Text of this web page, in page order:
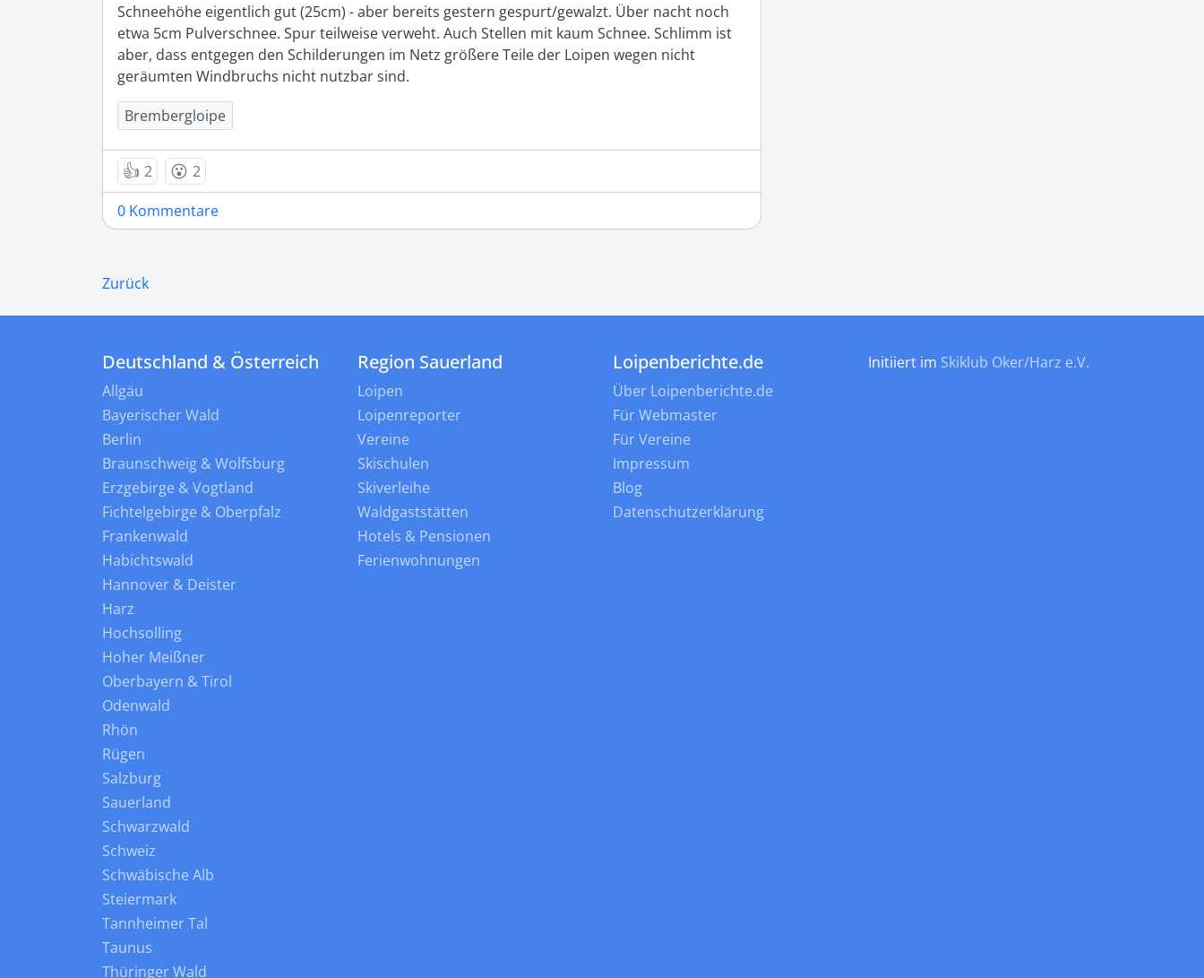
Schneehöhe eigentlich gut (25cm) - aber bereits gestern gespurt/gewalzt. Über nacht noch
etwa 5cm Pulverschnee. Spur teilweise verweht. Auch Stellen mit kaum Schnee. Schlimm ist
aber, dass entgegen den Schilderungen im Netz größere Teile der Loipen wegen nicht
geräumten Windbruchs nicht nutzbar sind.
Brembergloipe
👍 2 😮 2
0 Kommentare
Zurück
Deutschland & Österreich
Allgäu
Bayerischer Wald
Berlin
Braunschweig & Wolfsburg
Erzgebirge & Vogtland
Fichtelgebirge & Oberpfalz
Frankenwald
Habichtswald
Hannover & Deister
Harz
Hochsolling
Hoher Meißner
Oberbayern & Tirol
Odenwald
Rhön
Rügen
Salzburg
Sauerland
Schwarzwald
Schweiz
Schwäbische Alb
Steiermark
Tannheimer Tal
Taunus
Thüringer Wald
Region Sauerland
Loipen
Loipenreporter
Vereine
Skischulen
Skiverleihe
Waldgaststätten
Hotels & Pensionen
Ferienwohnungen
Loipenberichte.de
Über Loipenberichte.de
Für Webmaster
Für Vereine
Impressum
Blog
Datenschutzerklärung
Initiiert im Skiklub Oker/Harz e.V.